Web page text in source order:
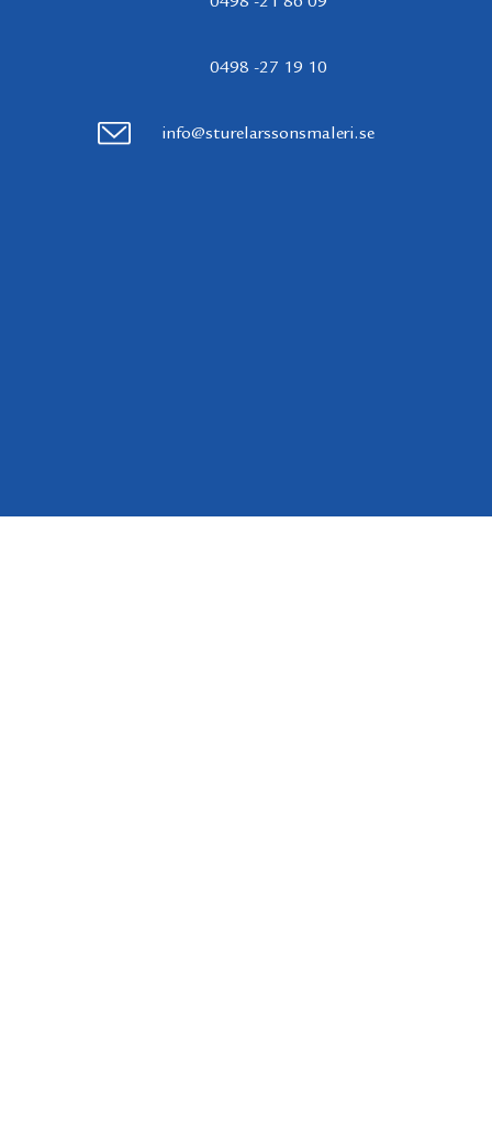
0498 -27 19 10
info@sturelarssonsmaleri.se